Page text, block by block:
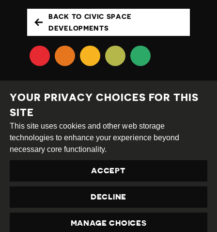
BACK TO CIVIC SPACE
DEVELOPMENTS
Creative
Commons
Attribution
Share
Alike
This work is licensed under aCreative Commons
Attribution-ShareAlike 4.0 International License
Site byDEV|Login
Contact usprivacy@civicus.org
YOUR PRIVACY CHOICES FOR THIS
SITE
This site uses cookies and other web storage
technologies to enhance your experience beyond
necessary core functionality.
ACCEPT
DECLINE
MANAGE CHOICES